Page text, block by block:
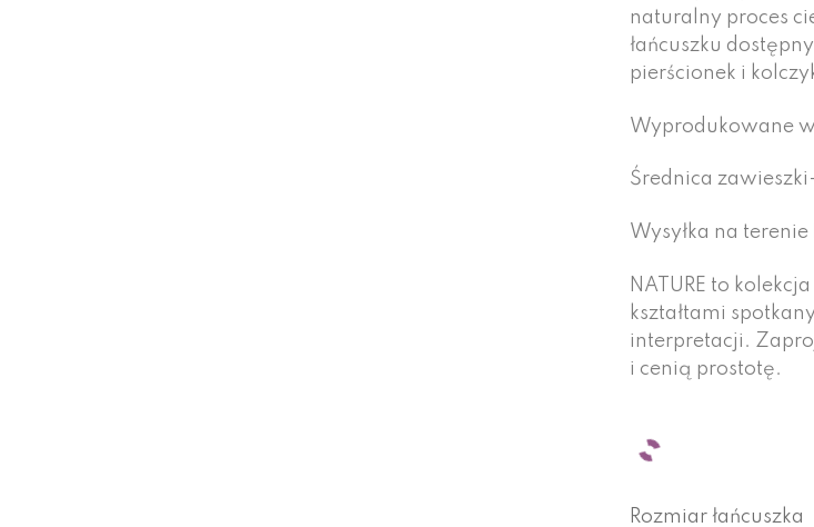
naturalny proces
łańcuszku
pierścionek i
Wyprodukowane w
Średnica
Wysyłka na
NATURE to
kształtami
interpretacji.
i cenią prostotę.
Rozmiar łańcuszka